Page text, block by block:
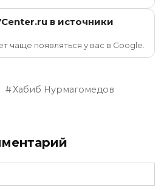
в источники
чаще появляться у вас в Google.
Хабиб Нурмагомедов